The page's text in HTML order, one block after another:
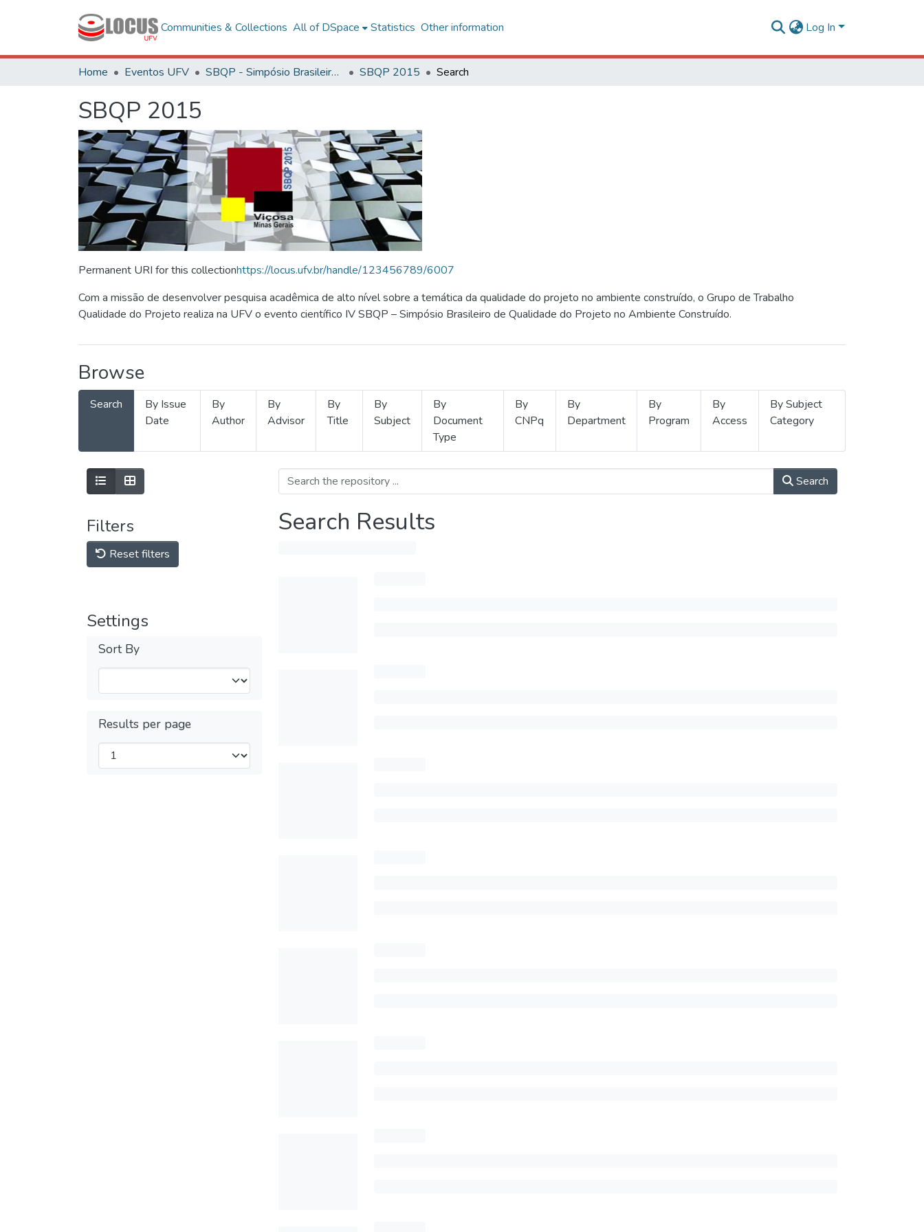
Communities & Collections All of DSpace Statistics Other information Log In
Home Eventos UFV SBQP - Simpósio Brasileiro de Qualidade do Projeto no Ambiente Construído SBQP 2015 Search
SBQP 2015
Permanent URI for this collectionhttps://locus.ufv.br/handle/123456789/6007
Com a missão de desenvolver pesquisa acadêmica de alto nível sobre a temática da qualidade do projeto no ambiente construído, o Grupo de Trabalho
Qualidade do Projeto realiza na UFV o evento científico IV SBQP – Simpósio Brasileiro de Qualidade do Projeto no Ambiente Construído.
Browse
Search
By Issue
Date
By
Author
By
Advisor
By
Title
By
Subject
By
Document
Type
By
CNPq
By
Department
By
Program
By
Access
By Subject
Category
Filters
Reset filters
Settings
Sort By
Results per page
Search
Search Results